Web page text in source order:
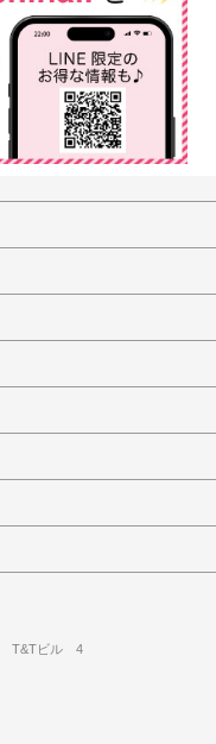
T&Tビル 4